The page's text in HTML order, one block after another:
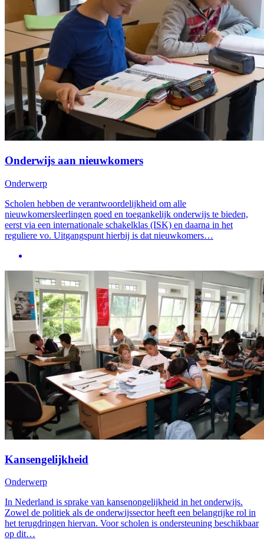
Onderwijs aan nieuwkomers
Onderwerp
Scholen hebben de verantwoordelijkheid om alle
nieuwkomersleerlingen goed en toegankelijk onderwijs te bieden,
eerst via een internationale schakelklas (ISK) en daarna in het
reguliere vo. Uitgangspunt hierbij is dat nieuwkomers…
Kansengelijkheid
Onderwerp
In Nederland is sprake van kansenongelijkheid in het onderwijs.
Zowel de politiek als de onderwijssector heeft een belangrijke rol in
het terugdringen hiervan. Voor scholen is ondersteuning beschikbaar
op dit…